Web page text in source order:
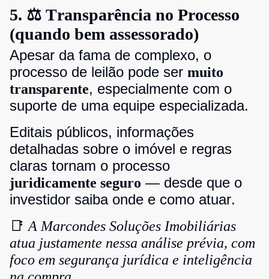
5. ⚖️ Transparência no Processo
(quando bem assessorado)
Apesar da fama de complexo, o
processo de leilão pode ser muito
transparente, especialmente com o
suporte de uma equipe especializada.
Editais públicos, informações
detalhadas sobre o imóvel e regras
claras tornam o processo
juridicamente seguro — desde que o
investidor saiba onde e como atuar.
📑A Marcondes Soluções Imobiliárias
atua justamente nessa análise prévia, com
foco em segurança jurídica e inteligência